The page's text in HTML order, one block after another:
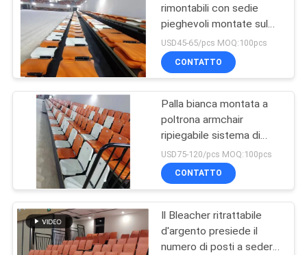
Sedili pieghevoli
dello stadio
Sedie pieganti della
sala
rimontabili con sedie
pieghevoli montate sul
pavimento per comfort e
traspirabilità
USD45-65/pcs MOQ:100pcs
CONTATTO
Palla bianca montata a
poltrona armchair
ripiegabile sistema di
sedute per palestra per
palestra e auditorium
USD75-120/pcs MOQ:100pcs
CONTATTO
Il Bleacher ritrattabile
d'argento presiede il
numero di posti a sedere